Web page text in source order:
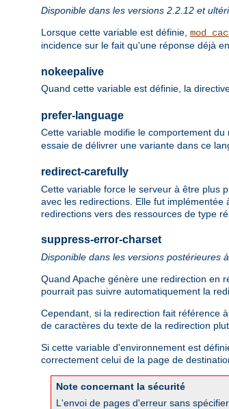
Disponible dans les versions 2.2.12 et
Lorsque cette variable est définie,
incidence sur le fait qu'une réponse déjà
nokeepalive
Quand cette variable est définie, la
prefer-language
Cette variable modifie le comportement du
essaie de délivrer une variante dans ce
redirect-carefully
Cette variable force le serveur à être plus
avec les redirections. Elle fut
redirections vers des ressources de type
suppress-error-charset
Disponible dans les versions postérieures
Quand Apache génère une redirection en
pourrait pas suivre automatiquement la
Cependant, si la redirection fait référence
de caractères du texte de la redirection
Si cette variable d'environnement est
correctement celui de la page de
Note concernant la sécurité
L'envoi de pages d'erreur sans